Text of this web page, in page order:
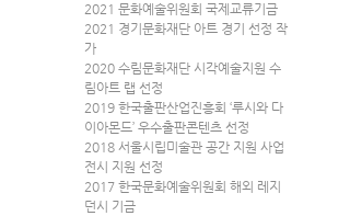
2021 문화예술위원회 국제교류기금
2021 경기문화재단 아트 경기 선정 작
가
2020 수림문화재단 시각예술지원 수
림아트 랩 선정
2019 한국출판산업진흥회 ‘루시와 다
이아몬드’ 우수출판콘텐츠 선정
2018 서울시립미술관 공간 지원 사업
전시 지원 선정
2017 한국문화예술위원회 해외 레지
던시 기금